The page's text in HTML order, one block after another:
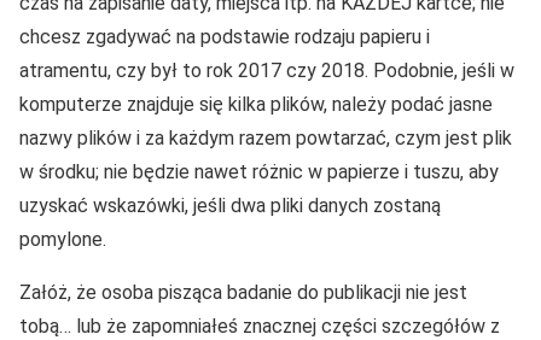
chcesz zgadywać na podstawie rodzaju papieru i
atramentu, czy był to rok 2017 czy 2018. Podobnie, jeśli w
komputerze znajduje się kilka plików, należy podać jasne
nazwy plików i za każdym razem powtarzać, czym jest plik
w środku; nie będzie nawet różnic w papierze i tuszu, aby
uzyskać wskazówki, jeśli dwa pliki danych zostaną
pomylone.
Załóż, że osoba pisząca badanie do publikacji nie jest
tobą… lub że zapomniałeś znacznej części szczegółów z